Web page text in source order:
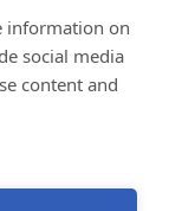
information on
social media
content and